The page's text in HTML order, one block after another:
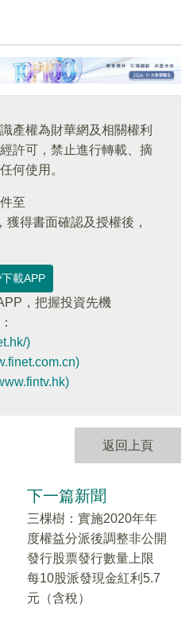
產權為財華網及相關權利
許可，禁止進行轉載、摘
何使用。
至
，獲得書面確認及授權後，
下載APP
，把握投資先機
)
返回上頁
下一篇新聞
三棵樹：實施2020年年
度權益分派後調整非公開
發行股票發行數量上限
每10股派發現金紅利5.7
元（含稅）